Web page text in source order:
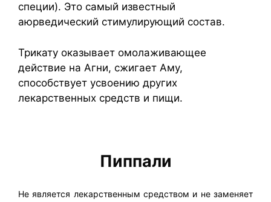
специи). Это самый известный
аюрведический стимулирующий состав.
Трикату оказывает омолаживающее
действие на Агни, сжигает Аму,
способствует усвоению других
лекарственных средств и пищи.
Пиппали
Не является лекарственным средством и не заменяет